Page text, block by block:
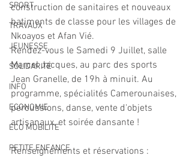
SPORT
TRAVAUX
JEUNESSE
SOLIDARITÉ
INFO
ECONOMIE
ECO MOBILITE
PETITE ENFANCE
construction de sanitaires et nouveaux
batiments de classe pour les villages de
Nkoayos et Afan Vié.
Rendez-vous le Samedi 9 Juillet, salle
Marcel Jacques, au parc des sports
Jean Granelle, de 19h à minuit. Au
programme, spécialités Camerounaises,
percussions, danse, vente d'objets
artisanaux, et soirée dansante !
Renseignements et réservations :